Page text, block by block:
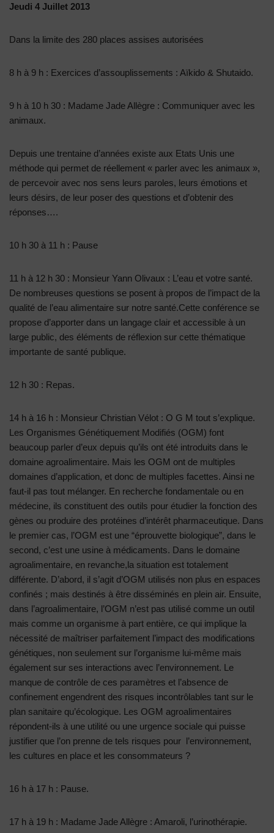
Jeudi 4 Juillet 2013
Dans la limite des 280 places assises autorisées
8 h à 9 h : Exercices d’assouplissements : Aïkido & Shutaido.
9 h à 10 h 30 : Madame Jade Allègre : Communiquer avec les
animaux.
Depuis une trentaine d’années existe aux Etats Unis une
méthode qui permet de réellement « parler avec les animaux »,
de percevoir avec nos sens leurs paroles, leurs émotions et
leurs désirs, de leur poser des questions et d’obtenir des
réponses….
10 h 30 à 11 h : Pause
11 h à 12 h 30 : Monsieur Yann Olivaux : L’eau et votre santé.
De nombreuses questions se posent à propos de l’impact de la
qualité de l’eau alimentaire sur notre santé.Cette conférence se
propose d’apporter dans un langage clair et accessible à un
large public, des éléments de réflexion sur cette thématique
importante de santé publique.
12 h 30 : Repas.
14 h à 16 h : Monsieur Christian Vélot : O G M tout s’explique.
Les Organismes Génétiquement Modifiés (OGM) font
beaucoup parler d’eux depuis qu’ils ont été introduits dans le
domaine agroalimentaire. Mais les OGM ont de multiples
domaines d’application, et donc de multiples facettes. Ainsi ne
faut-il pas tout mélanger. En recherche fondamentale ou en
médecine, ils constituent des outils pour étudier la fonction des
gènes ou produire des protéines d’intérêt pharmaceutique. Dans
le premier cas, l’OGM est une “éprouvette biologique”, dans le
second, c’est une usine à médicaments. Dans le domaine
agroalimentaire, en revanche,la situation est totalement
différente. D’abord, il s’agit d’OGM utilisés non plus en espaces
confinés ; mais destinés à être disséminés en plein air. Ensuite,
dans l’agroalimentaire, l’OGM n’est pas utilisé comme un outil
mais comme un organisme à part entière, ce qui implique la
nécessité de maîtriser parfaitement l’impact des modifications
génétiques, non seulement sur l’organisme lui-même mais
également sur ses interactions avec l’environnement. Le
manque de contrôle de ces paramètres et l’absence de
confinement engendrent des risques incontrôlables tant sur le
plan sanitaire qu’écologique. Les OGM agroalimentaires
répondent-ils à une utilité ou une urgence sociale qui puisse
justifier que l’on prenne de tels risques pour l’environnement,
les cultures en place et les consommateurs ?
16 h à 17 h : Pause.
17 h à 19 h : Madame Jade Allègre : Amaroli, l’urinothérapie.